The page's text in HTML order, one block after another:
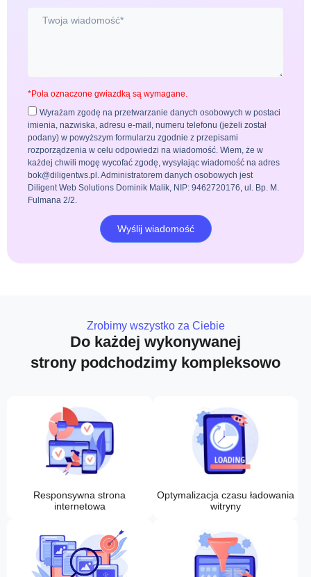
*Pola oznaczone gwiazdką są wymagane.
Wyrażam zgodę na przetwarzanie danych osobowych w postaci
imienia, nazwiska, adresu e-mail, numeru telefonu (jeżeli został
podany) w powyższym formularzu zgodnie z przepisami
rozporządzenia w celu odpowiedzi na wiadomość. Wiem, że w
każdej chwili mogę wycofać zgodę, wysyłając wiadomość na adres
bok@diligentws.pl. Administratorem danych osobowych jest
Diligent Web Solutions Dominik Malik, NIP: 9462720176, ul. Bp. M.
Fulmana 2/2.
Wyślij wiadomość
Zrobimy wszystko za Ciebie
Do każdej wykonywanej
strony podchodzimy kompleksowo
Responsywna strona
internetowa
Optymalizacja czasu ładowania
witryny